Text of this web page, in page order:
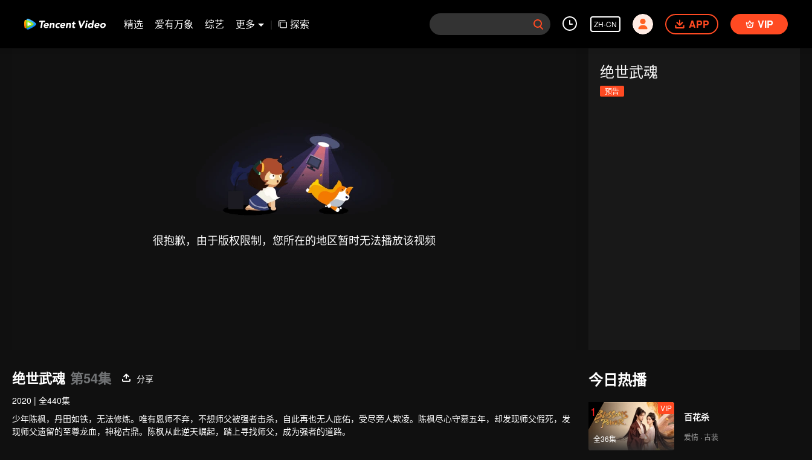
精选 爱有万象 综艺 更多 | 探索 ZH-CN APP VIP
很抱歉，由于版权限制，您所在的地区暂时无法播放该视频
绝世武魂
预告
绝世武魂 第54集
分享
2020 | 全440集
少年陈枫，丹田如铁，无法修炼。唯有恩师不弃，不想师父被强者击杀，自此再也无人庇佑，受尽旁人欺凌。陈枫尽心守墓五年，却发现师父假死，发
现师父遗留的至尊龙血，神秘古鼎。陈枫从此逆天崛起，踏上寻找师父，成为强者的道路。
今日热播
1
全36集
VIP
百花杀
爱情 · 古装